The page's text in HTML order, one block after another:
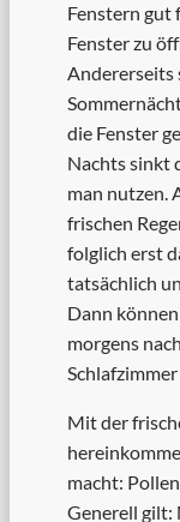
Fenstern gut
Fenster zu
Andererseits
die Fenster
Nachts sinkt
man nutzen.
frischen
folglich erst
tatsächlich
Dann
morgens
Mit der
macht:
Generell gilt: